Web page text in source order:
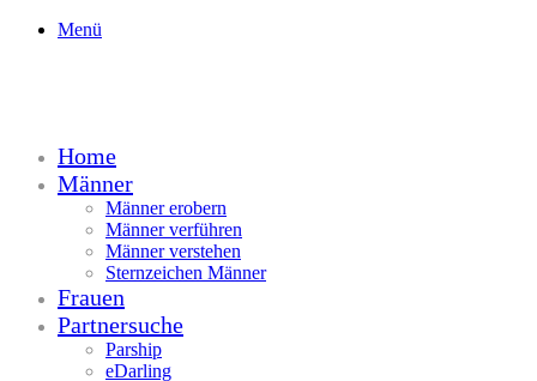
Menü
Home
Männer
Männer erobern
Männer verführen
Männer verstehen
Sternzeichen Männer
Frauen
Partnersuche
Parship
eDarling